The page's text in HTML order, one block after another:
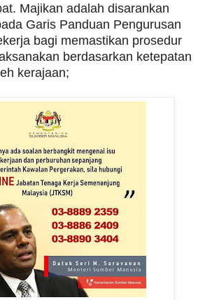
Majikan adalah disarankan
Garis Panduan Pengurusan
bagi memastikan prosedur
berdasarkan ketepatan
kerajaan;